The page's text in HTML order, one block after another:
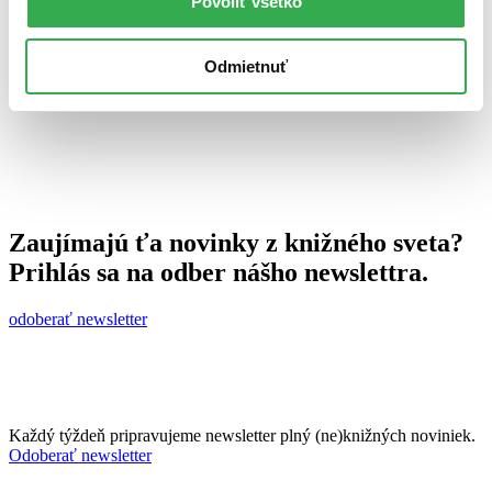
Odmietnuť
Zaujímajú ťa novinky z knižného sveta?
Prihlás sa na odber nášho newslettra.
odoberať newsletter
Každý týždeň pripravujeme newsletter plný (ne)knižných noviniek.
Odoberať newsletter